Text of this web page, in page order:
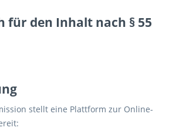
den Inhalt nach § 55
stellt eine Plattform zur Online-